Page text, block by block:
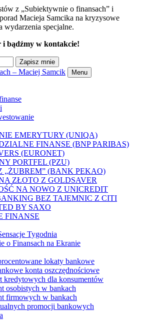
z „Subiektywnie o finansach” i
Macieja Samcika na kryzysowe
wydarzenia specjalne.
i bądźmy w kontakcie!
Zapisz mnie
Menu
EMERYTURY (UNIQA)
FINANSE (BNP PARIBAS)
(EURONET)
PORTFEL (PZU)
„ŻUBREM” (BANK PEKAO)
ZŁOTO Z GOLDSAVER
NA NOWO Z UNICREDIT
BEZ TAJEMNIC Z CITI
BY SAXO
FINANSE
Tygodnia
o Finansach na Ekranie
lokaty bankowe
konta oszczędnościowe
kredytowych dla konsumentów
osobistych w bankach
firmowych w bankach
promocji bankowych